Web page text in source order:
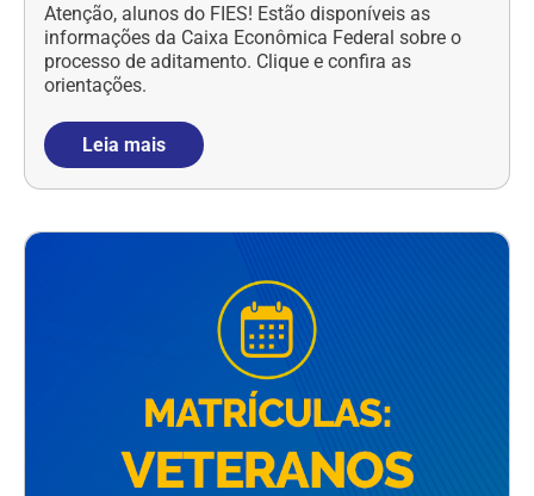
Atenção, alunos do FIES! Estão disponíveis as
informações da Caixa Econômica Federal sobre o
processo de aditamento. Clique e confira as
orientações.
Leia mais